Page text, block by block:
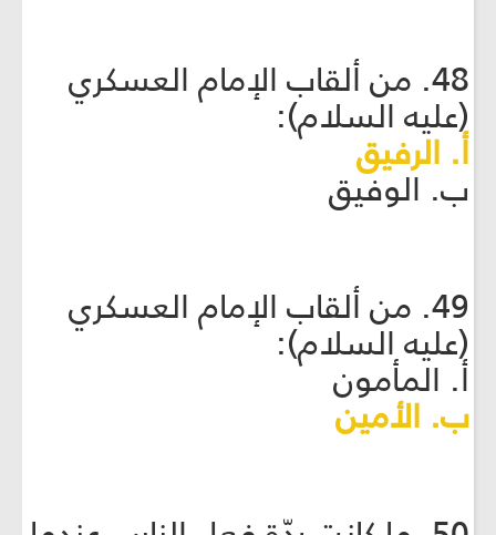
48. من ألقاب الإمام العسكري
(عليه السلام):
أ. الرفيق
ب. الوفيق
49. من ألقاب الإمام العسكري
(عليه السلام):
أ. المأمون
ب. الأمين